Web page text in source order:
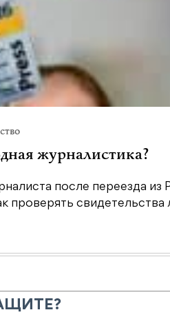
журналистика?
после переезда
проверять свидетельства